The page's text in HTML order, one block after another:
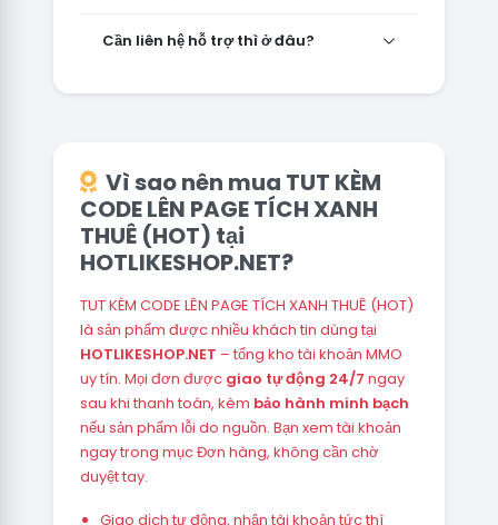
Cần liên hệ hỗ trợ thì ở đâu?
Vì sao nên mua TUT KÈM
CODE LÊN PAGE TÍCH XANH
THUÊ (HOT) tại
HOTLIKESHOP.NET?
TUT KÈM CODE LÊN PAGE TÍCH XANH THUÊ (HOT)
là sản phẩm được nhiều khách tin dùng tại
HOTLIKESHOP.NET – tổng kho tài khoản MMO
uy tín. Mọi đơn được giao tự động 24/7 ngay
sau khi thanh toán, kèm bảo hành minh bạch
nếu sản phẩm lỗi do nguồn. Bạn xem tài khoản
ngay trong mục Đơn hàng, không cần chờ
duyệt tay.
Giao dịch tự động, nhận tài khoản tức thì